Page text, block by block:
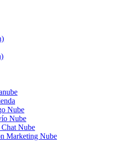
Nube
Nube
Chat Nube
Marketing Nube